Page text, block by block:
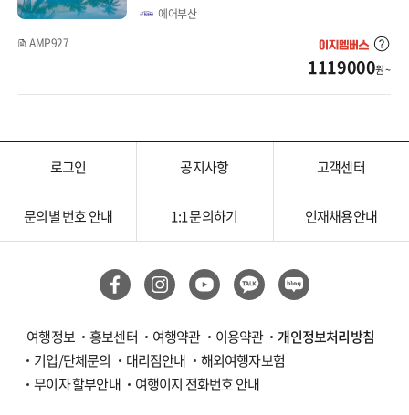
에어부산
AMP927
1119000원 ~
로그인 공지사항 고객센터
문의별 번호 안내 1:1 문의하기 인재채용안내
여행정보 홍보센터 여행약관 이용약관
개인정보처리방침
기업/단체문의
대리점안내
해외여행자보험
무이자 할부안내
여행이지 전화번호 안내